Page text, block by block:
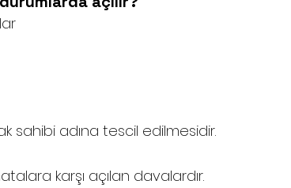
sahibi adına tescil edilmesidir.
karşı açılan davalardır.